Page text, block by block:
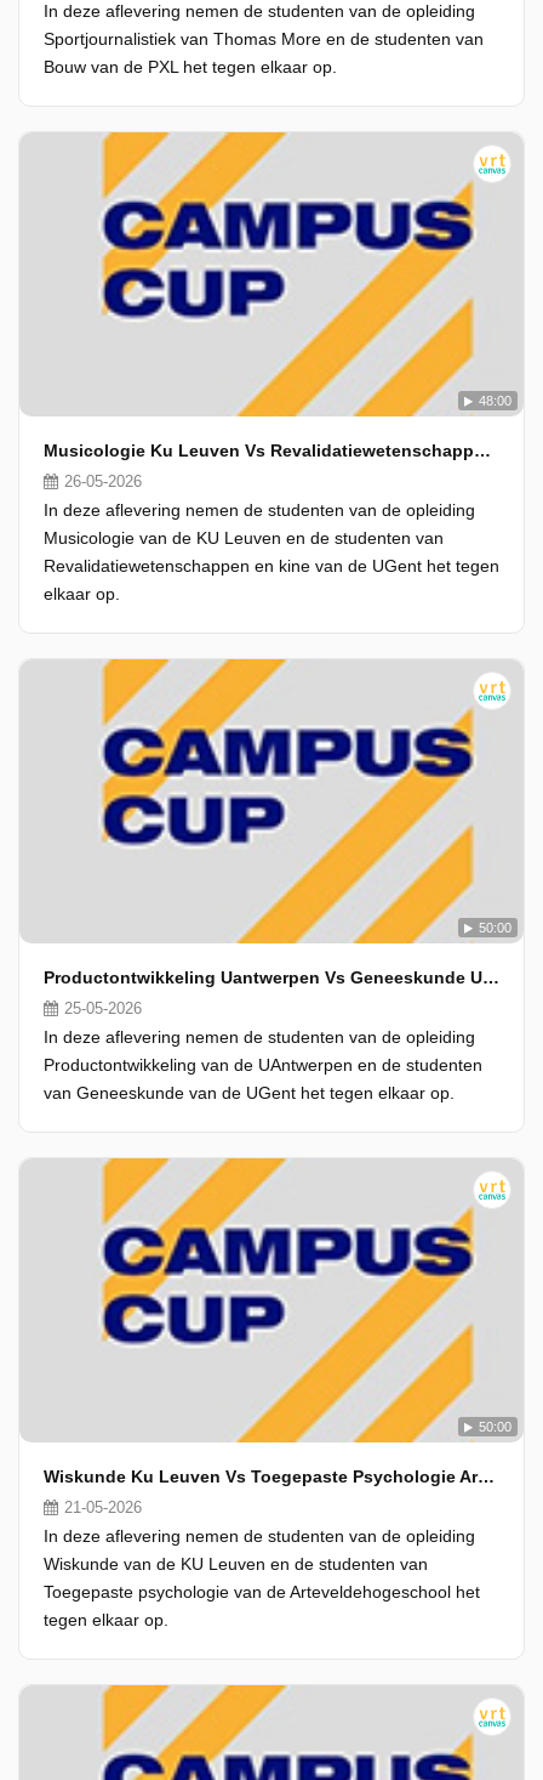
In deze aflevering nemen de studenten van de opleiding
Sportjournalistiek van Thomas More en de studenten van
Bouw van de PXL het tegen elkaar op.
48:00
Musicologie Ku Leuven Vs Revalidatiewetenschappen En Kine Ugent
26-05-2026
In deze aflevering nemen de studenten van de opleiding
Musicologie van de KU Leuven en de studenten van
Revalidatiewetenschappen en kine van de UGent het tegen
elkaar op.
50:00
Productontwikkeling Uantwerpen Vs Geneeskunde Ugent
25-05-2026
In deze aflevering nemen de studenten van de opleiding
Productontwikkeling van de UAntwerpen en de studenten
van Geneeskunde van de UGent het tegen elkaar op.
50:00
Wiskunde Ku Leuven Vs Toegepaste Psychologie Artevelde
21-05-2026
In deze aflevering nemen de studenten van de opleiding
Wiskunde van de KU Leuven en de studenten van
Toegepaste psychologie van de Arteveldehogeschool het
tegen elkaar op.